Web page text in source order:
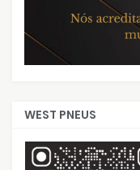
WEST PNEUS